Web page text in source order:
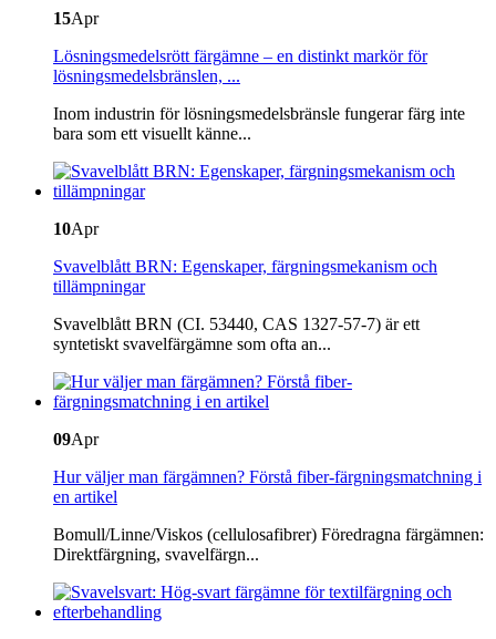
15Apr
Lösningsmedelsrött färgämne – en distinkt markör för
lösningsmedelsbränslen, ...
Inom industrin för lösningsmedelsbränsle fungerar färg inte
bara som ett visuellt känne...
10Apr
Svavelblått BRN: Egenskaper, färgningsmekanism och
tillämpningar
Svavelblått BRN (CI. 53440, CAS 1327-57-7) är ett
syntetiskt svavelfärgämne som ofta an...
09Apr
Hur väljer man färgämnen? Förstå fiber-färgningsmatchning i
en artikel
Bomull/Linne/Viskos (cellulosafibrer) Föredragna färgämnen:
Direktfärgning, svavelfärgn...